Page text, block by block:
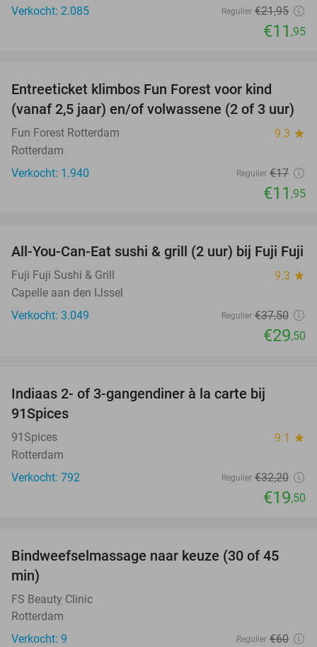
Verkocht: 2.085 Regulier €21,95
€11 ,95
Entreeticket klimbos Fun Forest voor kind
(vanaf 2,5 jaar) en/of volwassene (2 of 3 uur)
Fun Forest Rotterdam 9.3 star
Rotterdam
Verkocht: 1.940
Regulier €17
€11 ,95
21%
All-You-Can-Eat sushi & grill (2 uur) bij Fuji Fuji
Fuji Fuji Sushi & Grill 9.3 star
Capelle aan den IJssel
Verkocht: 3.049
Regulier €37,50
€29,50
Indiaas 2- of 3-gangendiner à la carte bij
91Spices
91Spices 9.1 star
Rotterdam
Verkocht: 792
Regulier €32,20
€19,50
50%
Bindweefselmassage naar keuze (30 of 45
min)
FS Beauty Clinic
Rotterdam
Verkocht: 9
Regulier €60